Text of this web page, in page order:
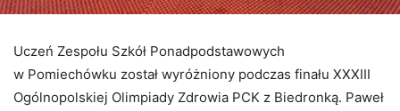
Uczeń Zespołu Szkół Ponadpodstawowych
w Pomiechówku został wyróżniony podczas finału XXXIII
Ogólnopolskiej Olimpiady Zdrowia PCK z Biedronką. Paweł